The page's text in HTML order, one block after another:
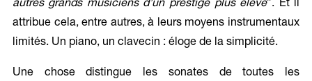
autres grands musiciens d’un prestige plus élevé”. Et il
attribue cela, entre autres, à leurs moyens instrumentaux
limités. Un piano, un clavecin : éloge de la simplicité.
Une chose distingue les sonates de toutes les